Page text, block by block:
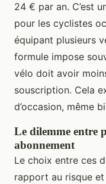
24 € par an. C’est
pour les cyclistes
équipant plusieurs
formule impose
vélo doit avoir
souscription. Cela
d’occasion, même
Le dilemme entre
abonnement
Le choix entre ces
rapport au risque